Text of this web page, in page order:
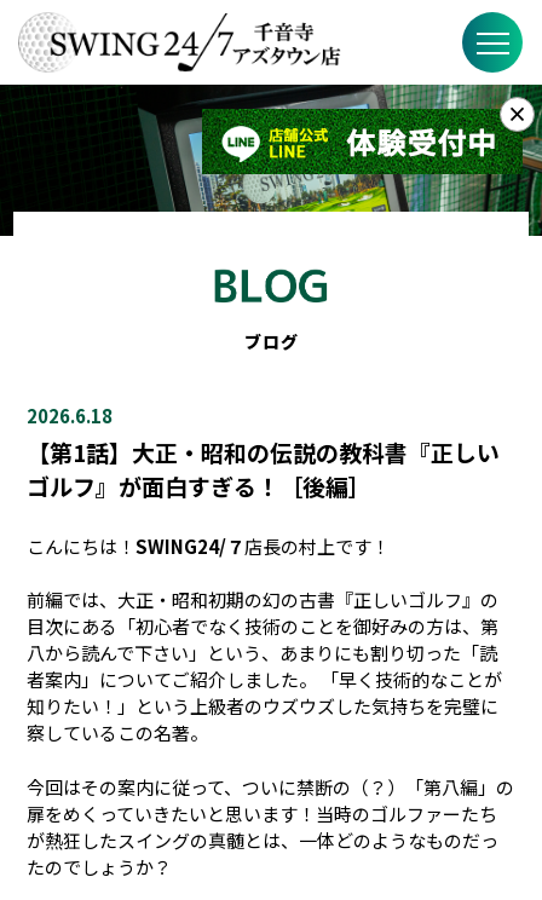
お知らせ
SWING24/7とは？
料金
店舗概要
ブログ
2026.6.18
【第1話】大正・昭和の伝説の教科書『正しい
ゴルフ』が面白すぎる！［後編］
こんにちは！SWING24/７店長の村上です！
前編では、大正・昭和初期の幻の古書『正しいゴルフ』の
目次にある「初心者でなく技術のことを御好みの方は、第
八から読んで下さい」という、あまりにも割り切った「読
者案内」についてご紹介しました。 「早く技術的なことが
知りたい！」という上級者のウズウズした気持ちを完璧に
察しているこの名著。
今回はその案内に従って、ついに禁断の（？）「第八編」の
扉をめくっていきたいと思います！当時のゴルファーたち
が熱狂したスイングの真髄とは、一体どのようなものだっ
たのでしょうか？
×